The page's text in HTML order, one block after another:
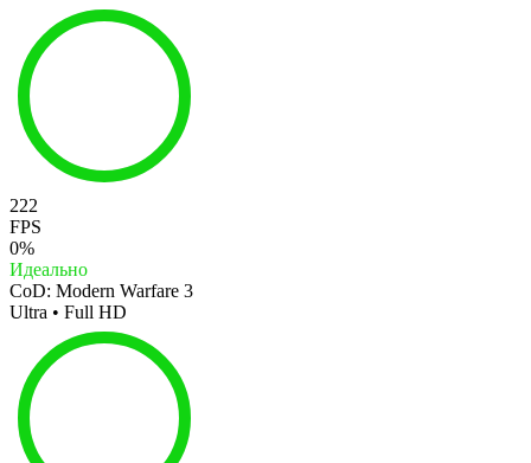
222
FPS
0%
Идеально
CoD: Modern Warfare 3
Ultra • Full HD